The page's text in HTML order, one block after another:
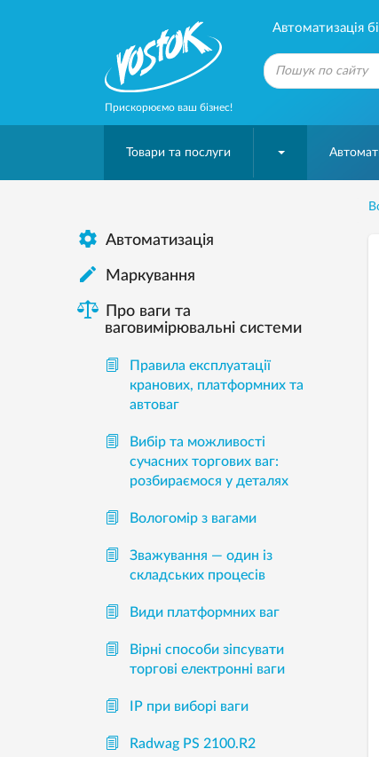
Прискорюємо ваш бізнес!
Автоматизація
Товари та послуги
 Автоматизація
 Mаркування
Про ваги та
ваговимірювальні системи
Правила експлуатації
кранових, платформних та
автоваг
Вибір та можливості
сучасних торгових ваг:
розбираємося у деталях
Вологомір з вагами
Зважування — один із
складських процесів
Види платформних ваг
Вірні способи зіпсувати
торгові електронні ваги
IP при виборі ваги
Radwag PS 2100.R2